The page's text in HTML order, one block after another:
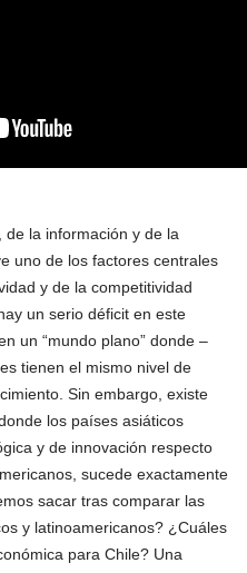
de la información y de la
uno de los factores centrales
y de la competitividad
un serio déficit en este
un “mundo plano” donde –
tienen el mismo nivel de
Sin embargo, existe
los países asiáticos
y de innovación respecto
sucede exactamente
sacar tras comparar las
y latinoamericanos? ¿Cuáles
para Chile? Una